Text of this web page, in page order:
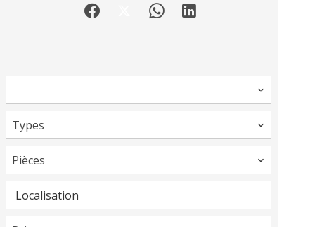
Types
Pièces
Localisation